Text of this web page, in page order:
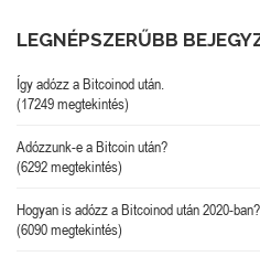
LEGNÉPSZERŰBB
Így adózz a Bitcoinod után.
(17249 megtekintés)
Adózzunk-e a Bitcoin után?
(6292 megtekintés)
Hogyan is adózz a Bitcoinod után 2020-ban?
(6090 megtekintés)